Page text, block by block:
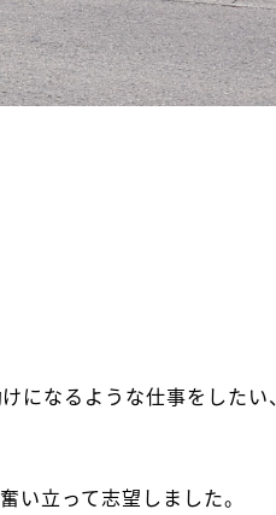
になるような仕事をしたい、
い立って志望しました。